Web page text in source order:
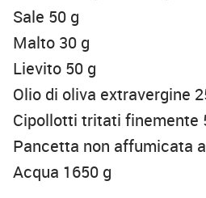
Sale 50 g
Malto 30 g
Lievito 50 g
Olio di oliva extravergine
Cipollotti tritati finemente
Pancetta non affumicata
Acqua 1650 g